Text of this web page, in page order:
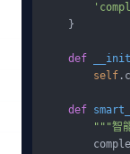
    }
def
self
def
"""智